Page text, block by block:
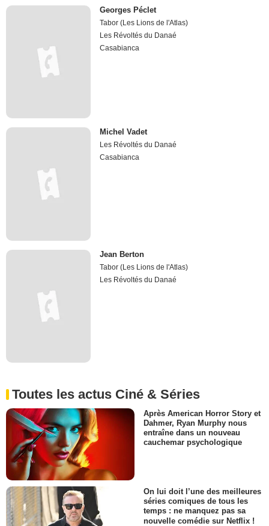
Georges Péclet
Tabor (Les Lions de l'Atlas)
Les Révoltés du Danaé
Casabianca
Michel Vadet
Les Révoltés du Danaé
Casabianca
Jean Berton
Tabor (Les Lions de l'Atlas)
Les Révoltés du Danaé
Toutes les actus Ciné & Séries
Après American Horror Story et
Dahmer, Ryan Murphy nous
entraîne dans un nouveau
cauchemar psychologique
On lui doit l’une des meilleures
séries comiques de tous les
temps : ne manquez pas sa
nouvelle comédie sur Netflix !